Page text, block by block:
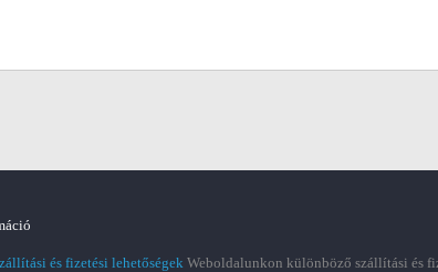
és fizetési lehetőségekWeboldalunkon különböző szállítási és